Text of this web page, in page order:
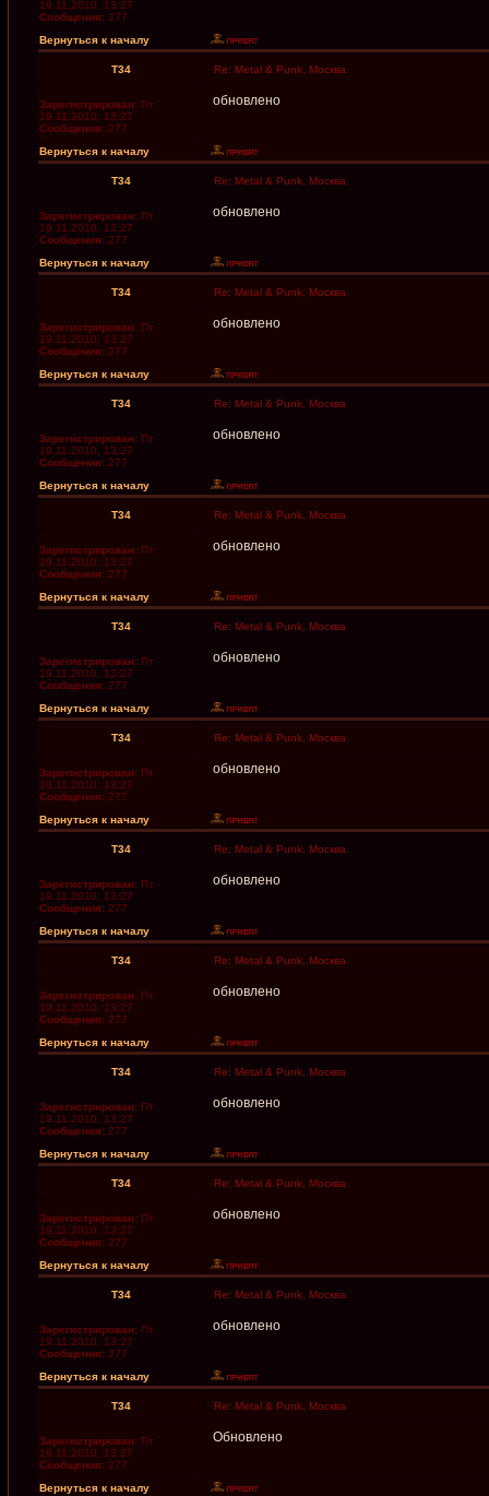
19.11.2010, 13:27
Сообщения: 277
Вернуться к началу
T34 Re: Metal & Punk, Москва
Зарегистрирован: Пт
19.11.2010, 13:27
Сообщения: 277
обновлено
Вернуться к началу
T34 Re: Metal & Punk, Москва
Зарегистрирован: Пт
19.11.2010, 13:27
Сообщения: 277
обновлено
Вернуться к началу
T34 Re: Metal & Punk, Москва
Зарегистрирован: Пт
19.11.2010, 13:27
Сообщения: 277
обновлено
Вернуться к началу
T34 Re: Metal & Punk, Москва
Зарегистрирован: Пт
19.11.2010, 13:27
Сообщения: 277
обновлено
Вернуться к началу
T34 Re: Metal & Punk, Москва
Зарегистрирован: Пт
19.11.2010, 13:27
Сообщения: 277
обновлено
Вернуться к началу
T34 Re: Metal & Punk, Москва
Зарегистрирован: Пт
19.11.2010, 13:27
Сообщения: 277
обновлено
Вернуться к началу
T34 Re: Metal & Punk, Москва
Зарегистрирован: Пт
19.11.2010, 13:27
Сообщения: 277
обновлено
Вернуться к началу
T34 Re: Metal & Punk, Москва
Зарегистрирован: Пт
19.11.2010, 13:27
Сообщения: 277
обновлено
Вернуться к началу
T34 Re: Metal & Punk, Москва
Зарегистрирован: Пт
19.11.2010, 13:27
Сообщения: 277
обновлено
Вернуться к началу
T34 Re: Metal & Punk, Москва
Зарегистрирован: Пт
19.11.2010, 13:27
Сообщения: 277
обновлено
Вернуться к началу
T34 Re: Metal & Punk, Москва
Зарегистрирован: Пт
19.11.2010, 13:27
Сообщения: 277
обновлено
Вернуться к началу
T34 Re: Metal & Punk, Москва
Зарегистрирован: Пт
19.11.2010, 13:27
Сообщения: 277
обновлено
Вернуться к началу
T34 Re: Metal & Punk, Москва
Зарегистрирован: Пт
19.11.2010, 13:27
Сообщения: 277
Обновлено
Вернуться к началу